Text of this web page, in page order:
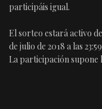
participáis igual.
El sorteo estará activo
de julio de 2018 a las
La participación supone